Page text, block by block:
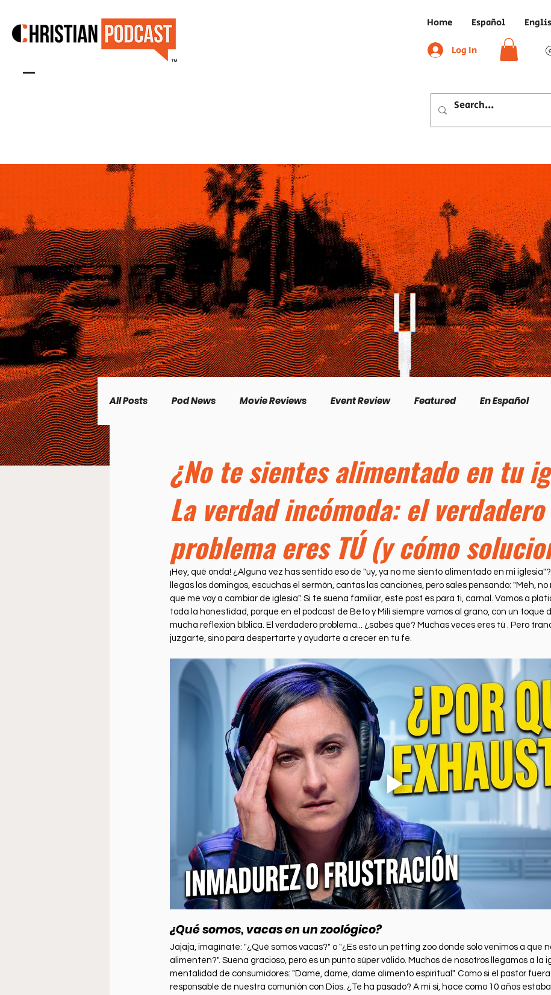
™
Home Español
Log In
All Posts Pod News Movie Reviews Event Review Featured En Español
Women's Topics Science/Creation Perspectives Biography Theological
Music Business Health Película Cristiana Missions
Estudio Bíblico Sports
¿No te sientes alimentado en tu
La verdad incómoda: el verdadero
problema eres TÚ (y cómo
¡Hey, qué onda! ¿Alguna vez has sentido eso de "uy, ya no me siento alimentado en mi
llegas los domingos, escuchas el sermón, cantas las canciones, pero sales pensando: "Meh, no
que me voy a cambiar de iglesia". Si te suena familiar, este post es para ti, carnal. Vamos a
toda la honestidad, porque en el podcast de Beto y Mili siempre vamos al grano, con un toque
mucha reflexión bíblica. El verdadero problema... ¿sabes qué? Muchas veces eres tú . Pero
juzgarte, sino para despertarte y ayudarte a crecer en tu fe.
¿Qué somos, vacas en un zoológico?
Jajaja, imagínate: "¿Qué somos vacas?" o "¿Es esto un petting zoo donde solo venimos a que
alimenten?". Suena gracioso, pero es un punto súper válido. Muchos de nosotros llegamos a la
mentalidad de consumidores: "Dame, dame, dame alimento espiritual". Como si el pastor
responsable de nuestra comunión con Dios. ¿Te ha pasado? A mí sí, hace como 10 años